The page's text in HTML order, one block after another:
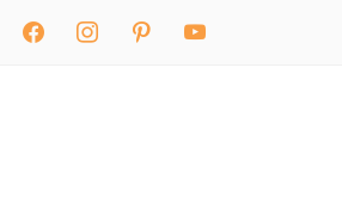
facebook instagram pinterest youtube